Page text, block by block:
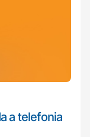
a telefonia